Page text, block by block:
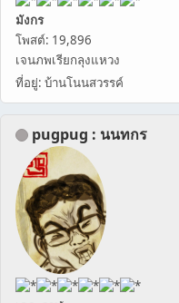
มังกร
โพสต์: 19,896
เจนภพเรียกลุงแหวง
ที่อยู่: บ้านโนนสวรรค์
pugpug : นนทกร